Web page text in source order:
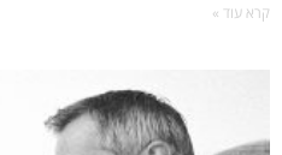
קרא עוד »